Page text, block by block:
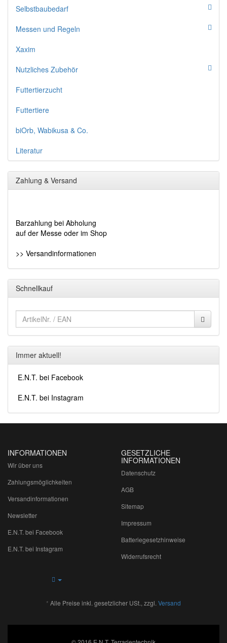
Selbstbaubedarf
Messen und Regeln
Xaxim
Nutzliches Zubehör
Futtertierzucht
Futtertiere
biOrb, Wabikusa & Co.
Literatur
Zahlung & Versand
Barzahlung bei Abholung
auf der Messe oder im Shop
>> Versandinformationen
Schnellkauf
Immer aktuell!
E.N.T. bei Facebook
E.N.T. bei Instagram
INFORMATIONEN
Wir über uns
Zahlungsmöglichkeiten
Versandinformationen
Newsletter
E.N.T. bei Facebook
E.N.T. bei Instagram
GESETZLICHE
INFORMATIONEN
Datenschutz
AGB
Sitemap
Impressum
Batteriegesetzhinweise
Widerrufsrecht
* Alle Preise inkl. gesetzlicher USt., zzgl. Versand